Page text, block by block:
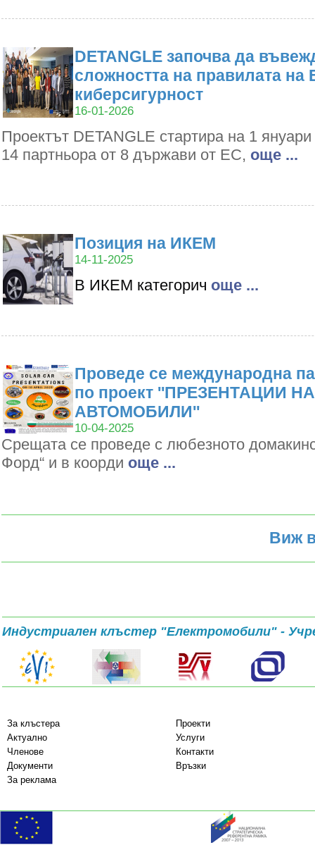
DETANGLE започва да
сложността на правилата на
киберсигурност
16-01-2026
Проектът DETANGLE стартира на 1
14 партньора от 8 държави от ЕС, oще ...
Позиция на ИКЕМ
14-11-2025
В ИКЕМ категорич oще ...
Проведе се международна
по проект ''ПРЕЗЕНТАЦИИ
АВТОМОБИЛИ''
10-04-2025
Срещата се проведе с любезното
Форд“ и в коорди oще ...
Виж
Индустриален клъстер "Електромобили" -
За клъстера
Проекти
Актуално
Услуги
Членове
Контакти
Документи
Връзки
За реклама